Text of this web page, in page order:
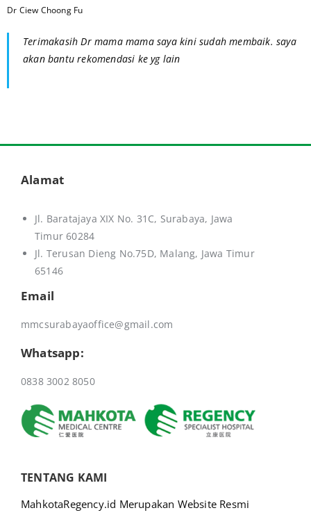
Dr Ciew Choong Fu
Terimakasih Dr mama mama saya kini sudah membaik. saya
akan bantu rekomendasi ke yg lain
Alamat
Jl. Baratajaya XIX No. 31C, Surabaya, Jawa
Timur 60284
Jl. Terusan Dieng No.75D, Malang, Jawa Timur
65146
Email
mmcsurabayaoffice@gmail.com
Whatsapp:
0838 3002 8050
TENTANG KAMI
MahkotaRegency.id Merupakan Website Resmi